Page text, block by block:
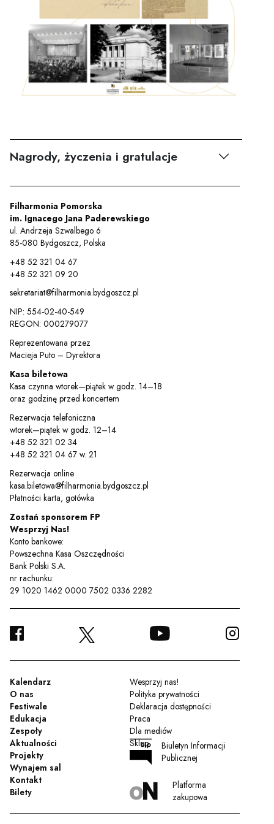
Nagrody, życzenia i gratulacje
Filharmonia Pomorska
im. Ignacego Jana Paderewskiego
ul. Andrzeja Szwalbego 6
85-080 Bydgoszcz, Polska
+48 52 321 04 67
+48 52 321 09 20
sekretariat@filharmonia.bydgoszcz.pl
NIP: 554-02-40-549
REGON: 000279077
Reprezentowana przez
Macieja Puto – Dyrektora
Kasa biletowa
Kasa czynna wtorek—piątek w godz. 14–18
oraz godzinę przed koncertem
Rezerwacja telefoniczna
wtorek—piątek w godz. 12–14
+48 52 321 02 34
+48 52 321 04 67 w. 21
Rezerwacja online
kasa.biletowa@filharmonia.bydgoszcz.pl
Płatności karta, gotówka
Zostań sponsorem FP
Wesprzyj Nas!
Konto bankowe:
Powszechna Kasa Oszczędności
Bank Polski S.A.
nr rachunku:
29 1020 1462 0000 7502 0336 2282
FACEBOOKTWITTER YOUTUBE
Kalendarz
O nas
Festiwale
Edukacja
Zespoły
Aktualności
Projekty
Wynajem sal
Kontakt
Bilety
Wesprzyj nas!
Polityka prywatności
Deklaracja dostępności
Praca
Dla mediów
Sklep
Biuletyn Informacji
Publicznej
Platforma
zakupowa